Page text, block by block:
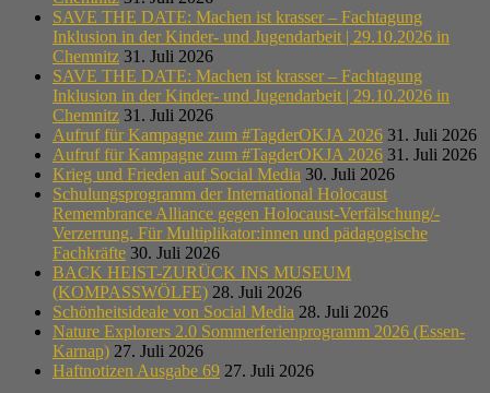
SAVE THE DATE: Machen ist krasser – Fachtagung
Inklusion in der Kinder- und Jugendarbeit | 29.10.2026 in
Chemnitz 31. Juli 2026
SAVE THE DATE: Machen ist krasser – Fachtagung
Inklusion in der Kinder- und Jugendarbeit | 29.10.2026 in
Chemnitz 31. Juli 2026
Aufruf für Kampagne zum #TagderOKJA 2026 31. Juli 2026
Aufruf für Kampagne zum #TagderOKJA 2026 31. Juli 2026
Krieg und Frieden auf Social Media 30. Juli 2026
Schulungsprogramm der International Holocaust
Remembrance Alliance gegen Holocaust-Verfälschung/-
Verzerrung. Für Multiplikator:innen und pädagogische
Fachkräfte 30. Juli 2026
BACK HEIST-ZURÜCK INS MUSEUM
(KOMPASSWÖLFE) 28. Juli 2026
Schönheitsideale von Social Media 28. Juli 2026
Nature Explorers 2.0 Sommerferienprogramm 2026 (Essen-
Karnap) 27. Juli 2026
Haftnotizen Ausgabe 69 27. Juli 2026